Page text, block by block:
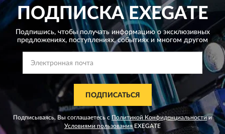
ПОДПИСКАEXEGATE
Подпишись, чтобы получать информацию о эксклюзивных
предложениях, поступлениях, событиях и многом другом
ПОДПИСАТЬСЯ
Подписываясь, Вы соглашаетесь сПолитикой Конфиденциальности и
Условиями пользованияEXEGATE